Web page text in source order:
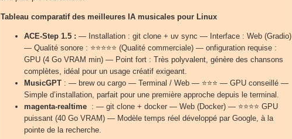
Tableau comparatif des meilleures IA musicales pour Linux
ACE-Step 1.5 : — Installation : git clone + uv sync — Interface : Web (Gradio)
— Qualité sonore : ⭐⭐⭐⭐⭐ (Qualité commerciale) — onfiguration requise :
GPU (4 Go VRAM min) — Point fort : Très polyvalent, génère des chansons
complètes, idéal pour un usage créatif exigeant.
MusicGPT : — brew ou cargo — Terminal / Web — ⭐⭐⭐ — GPU conseillé —
Simple d’installation, parfait pour une première approche depuis le terminal.
magenta-realtime : — git clone + docker — Web (Docker) — ⭐⭐⭐⭐ GPU
puissant (40 Go VRAM) — Modèle temps réel développé par Google, à la
pointe de la recherche.